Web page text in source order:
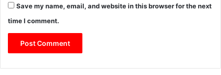
Save my name, email, and website in this browser for the next
time I comment.